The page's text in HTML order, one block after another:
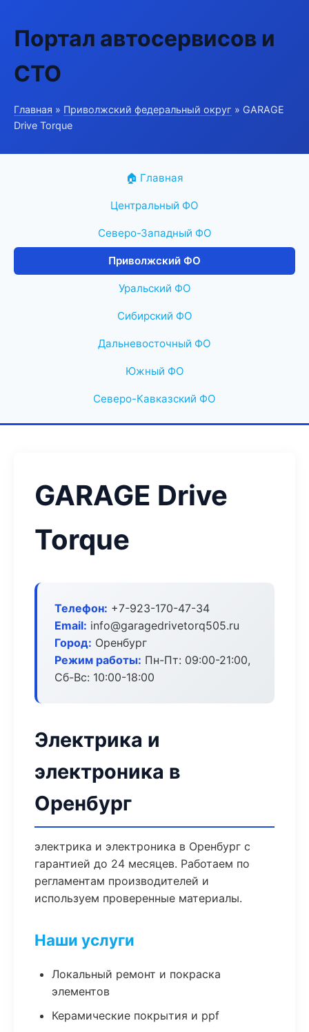
Портал автосервисов и
СТО
Главная » Приволжский федеральный округ » GARAGE
Drive Torque
🏠 Главная
Центральный ФО
Северо-Западный ФО
Приволжский ФО
Уральский ФО
Сибирский ФО
Дальневосточный ФО
Южный ФО
Северо-Кавказский ФО
GARAGE Drive
Torque
Телефон: +7-923-170-47-34
Email: info@garagedrivetorq505.ru
Город: Оренбург
Режим работы: Пн-Пт: 09:00-21:00,
Сб-Вс: 10:00-18:00
Электрика и
электроника в
Оренбург
электрика и электроника в Оренбург с
гарантией до 24 месяцев. Работаем по
регламентам производителей и
используем проверенные материалы.
Наши услуги
Локальный ремонт и покраска
элементов
Керамические покрытия и ppf